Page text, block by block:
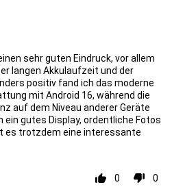
sehr guten Eindruck, vor allem
langen Akkulaufzeit und der
positiv fand ich das moderne
mit Android 16, während die
auf dem Niveau anderer Geräte
ein gutes Display, ordentliche Fotos
es trotzdem eine interessante
0 0